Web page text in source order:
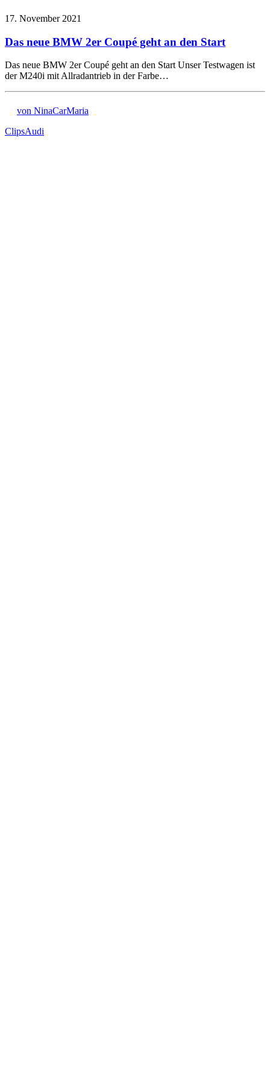
17. November 2021
Das neue BMW 2er Coupé geht an den Start
Das neue BMW 2er Coupé geht an den Start Unser Testwagen ist
der M240i mit Allradantrieb in der Farbe…
von NinaCarMaria
ClipsAudi